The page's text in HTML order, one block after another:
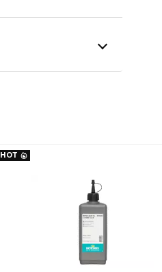
HOT